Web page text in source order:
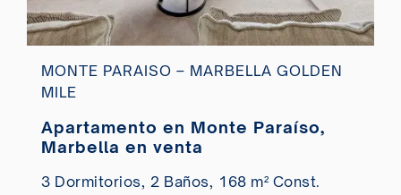
MONTE PARAISO – MARBELLA GOLDEN
MILE
Apartamento en Monte Paraíso,
Marbella en venta
3 Dormitorios, 2 Baños, 168 m² Const.